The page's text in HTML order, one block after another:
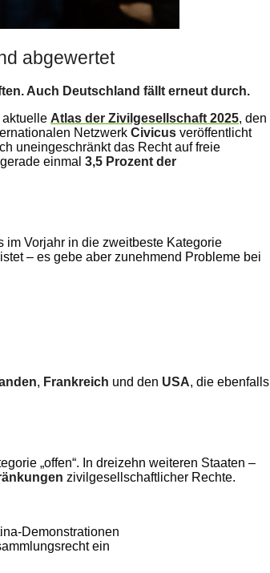
abgewertet
Auch Deutschland fällt erneut durch.
aktuelle Atlas der Zivilgesellschaft 2025, den
Netzwerk Civicus veröffentlicht
uneingeschränkt das Recht auf freie
einmal 3,5 Prozent der
im Vorjahr in die zweitbeste Kategorie
– es gebe aber zunehmend Probleme bei
, Frankreich und den USA, die ebenfalls
„offen“. In dreizehn weiteren Staaten –
zivilgesellschaftlicher Rechte.
Demonstrationen
ein